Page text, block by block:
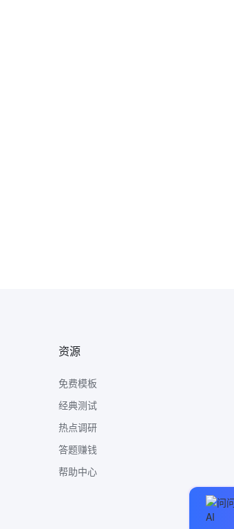
资源
免费模板
经典测试
热点调研
答题赚钱
帮助中心